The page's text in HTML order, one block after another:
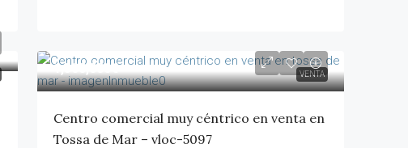
VENTA
1,300,000€
Centro comercial muy céntrico en venta en
Tossa de Mar – vloc-5097